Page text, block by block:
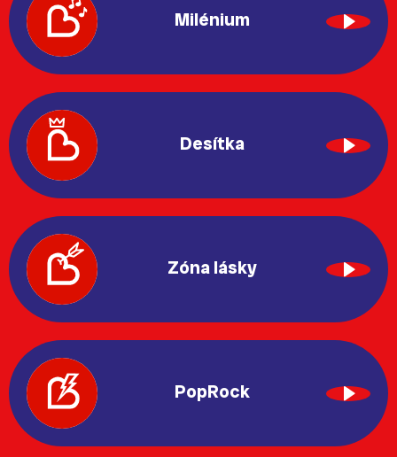
Milénium
Desítka
Zóna lásky
PopRock